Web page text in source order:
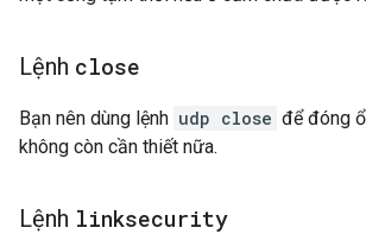
Lệnh close
Bạn nên dùng lệnh udp close để đóng
không còn cần thiết nữa.
Lệnh linksecurity